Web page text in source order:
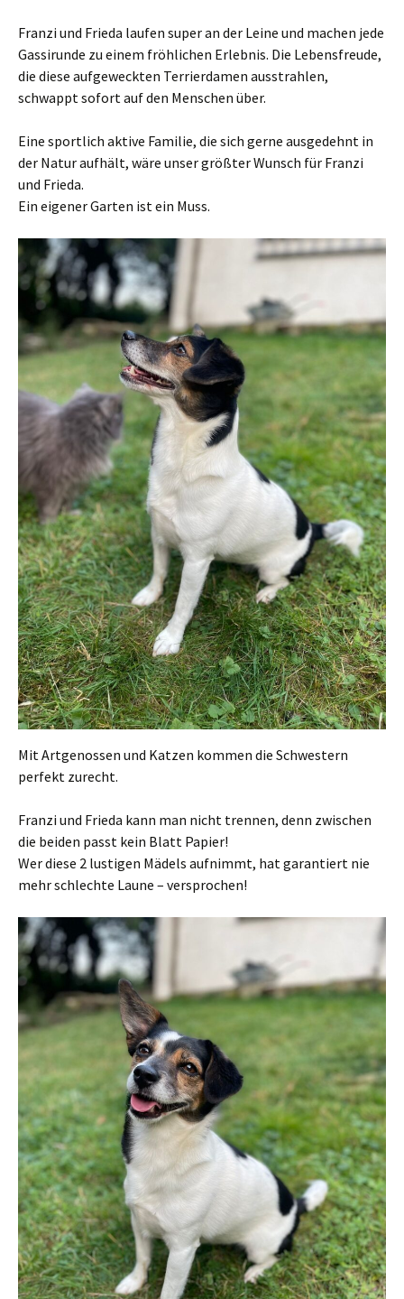
Franzi und Frieda laufen super an der Leine und machen jede
Gassirunde zu einem fröhlichen Erlebnis. Die Lebensfreude,
die diese aufgeweckten Terrierdamen ausstrahlen,
schwappt sofort auf den Menschen über.
Eine sportlich aktive Familie, die sich gerne ausgedehnt in
der Natur aufhält, wäre unser größter Wunsch für Franzi
und Frieda.
Ein eigener Garten ist ein Muss.
Mit Artgenossen und Katzen kommen die Schwestern
perfekt zurecht.
Franzi und Frieda kann man nicht trennen, denn zwischen
die beiden passt kein Blatt Papier!
Wer diese 2 lustigen Mädels aufnimmt, hat garantiert nie
mehr schlechte Laune – versprochen!